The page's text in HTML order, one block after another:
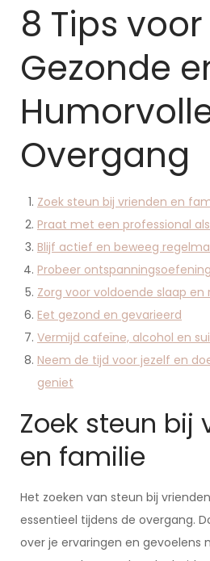
8 Tips
Gezonde
Overgang
Zoek steun bij vrienden en
Praat met een professional
Blijf actief en beweeg
Probeer
Zorg voor voldoende slaap en
Eet gezond en gevarieerd
Vermijd cafeïne, alcohol en
Neem de tijd voor jezelf en
geniet
Zoek steun bij
en familie
Het zoeken van steun bij
essentieel tijdens de overgang.
over je ervaringen en gevoelens